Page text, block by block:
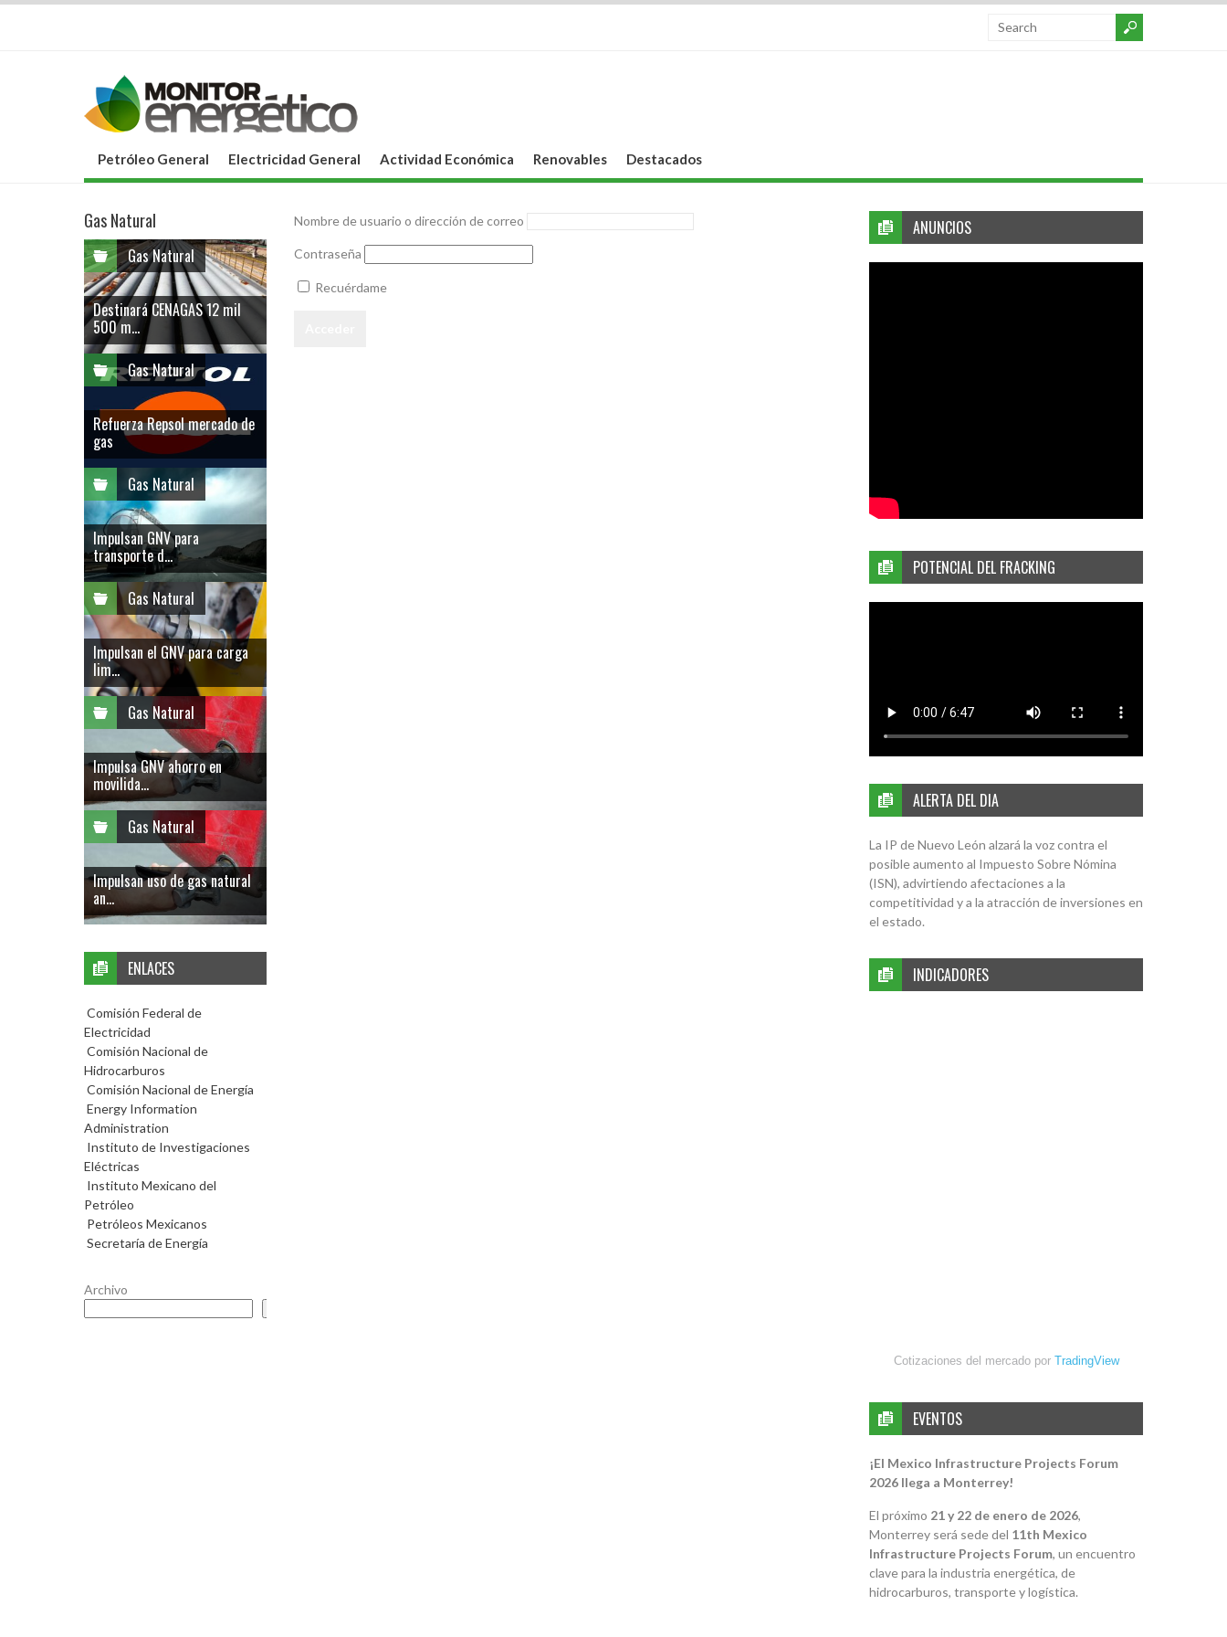
Petróleo General Electricidad General Actividad Económica Renovables Destacados
Nombre de usuario o dirección de correo
Contraseña
Recuérdame
ANUNCIOS
POTENCIAL DEL FRACKING
ALERTA DEL DIA
La IP de Nuevo León alzará la voz contra el
posible aumento al Impuesto Sobre Nómina
(ISN), advirtiendo afectaciones a la
competitividad y a la atracción de inversiones en
el estado.
INDICADORES
Cotizaciones del mercado por TradingView
EVENTOS
¡El Mexico Infrastructure Projects Forum
2026 llega a Monterrey!
El próximo 21 y 22 de enero de 2026,
Monterrey será sede del 11th Mexico
Infrastructure Projects Forum, un encuentro
clave para la industria energética, de
hidrocarburos, transporte y logística.
Gas Natural
Gas Natural
Destinará CENAGAS 12 mil
500 m...
Gas Natural
Refuerza Repsol mercado de
gas
Gas Natural
Impulsan GNV para
transporte d...
Gas Natural
Impulsan el GNV para carga
lim...
Gas Natural
Impulsa GNV ahorro en
movilida...
Gas Natural
Impulsan uso de gas natural
an...
ENLACES
Comisión Federal de
Electricidad
Comisión Nacional de
Hidrocarburos
Comisión Nacional de Energía
Energy Information
Administration
Instituto de Investigaciones
Eléctricas
Instituto Mexicano del
Petróleo
Petróleos Mexicanos
Secretaría de Energía
Archivo